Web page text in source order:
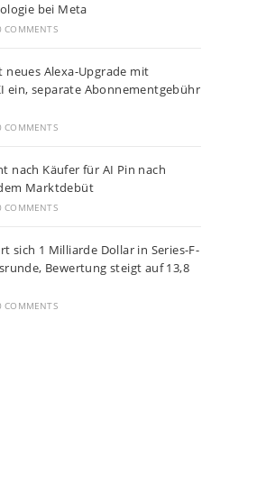
bei Meta
COMMENTS
neues Alexa-Upgrade mit
ein, separate Abonnementgebühr
COMMENTS
nach Käufer für AI Pin nach
Marktdebüt
COMMENTS
sich 1 Milliarde Dollar in Series-F-
Bewertung steigt auf 13,8
COMMENTS